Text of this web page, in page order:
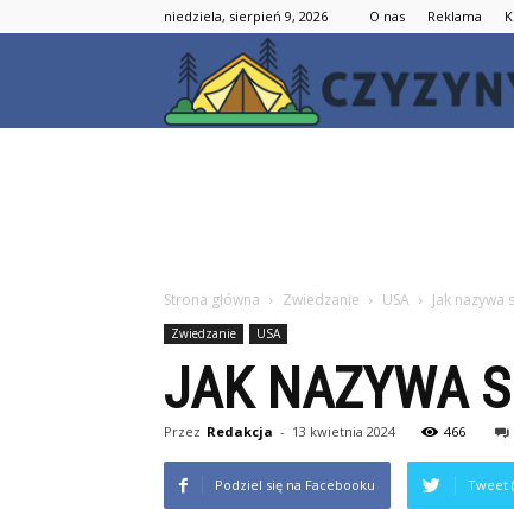
niedziela, sierpień 9, 2026 O nas Reklama
Strona główna Zwiedzanie USA Jak nazywa
Zwiedzanie USA
JAK NAZYWA
Przez Redakcja - 13 kwietnia 2024 466
Podziel się na Facebooku Tweet